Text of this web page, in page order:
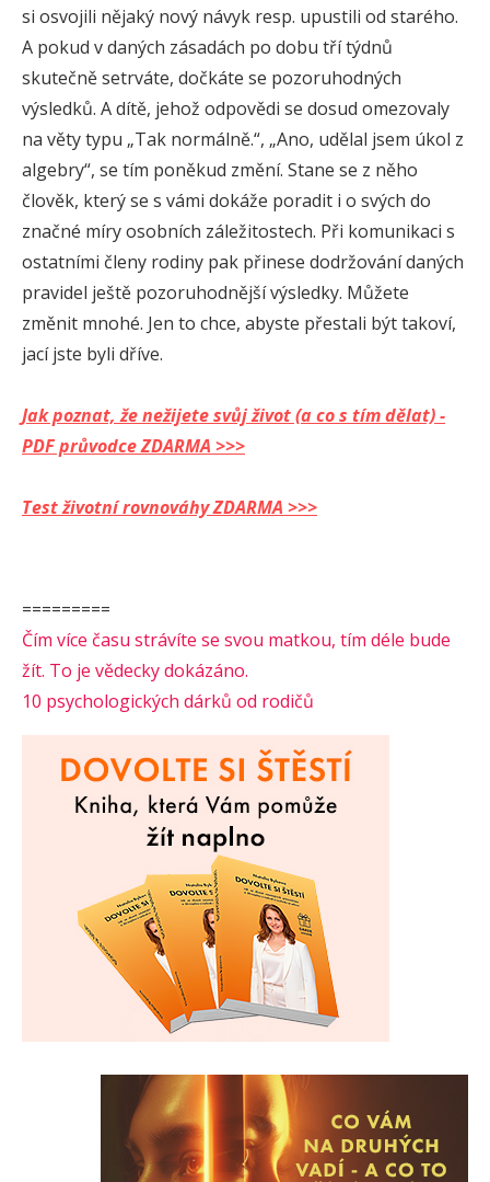
si osvojili nějaký nový návyk resp. upustili od starého.
A pokud v daných zásadách po dobu tří týdnů
skutečně setrváte, dočkáte se pozoruhodných
výsledků. A dítě, jehož odpovědi se dosud omezovaly
na věty typu „Tak normálně.“, „Ano, udělal jsem úkol z
algebry“, se tím poněkud změní. Stane se z něho
člověk, který se s vámi dokáže poradit i o svých do
značné míry osobních záležitostech. Při komunikaci s
ostatními členy rodiny pak přinese dodržování daných
pravidel ještě pozoruhodnější výsledky. Můžete
změnit mnohé. Jen to chce, abyste přestali být takoví,
jací jste byli dříve.
Jak poznat, že nežijete svůj život (a co s tím dělat) -
PDF průvodce ZDARMA >>>
Test životní rovnováhy ZDARMA >>>
=========
Čím více času strávíte se svou matkou, tím déle bude
žít. To je vědecky dokázáno.
10 psychologických dárků od rodičů